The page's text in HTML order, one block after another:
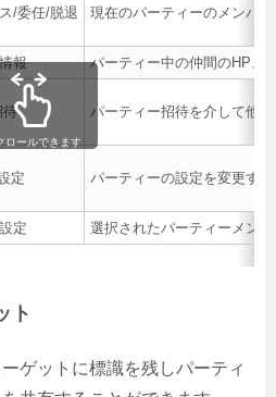
/委任/脱退 現在のパーティーのメンバ
報 パーティー中の仲間のHP、
待 パーティー招待を介して他
定 パーティーの設定を変更す
定 選択されたパーティーメン
ロールできます
ト
ゲットに標識を残しパーティ